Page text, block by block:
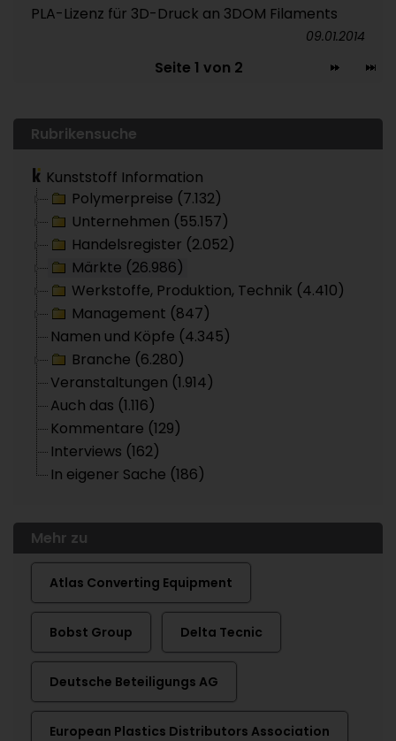
PLA-Lizenz für 3D-Druck an 3DOM Filaments
09.01.2014
Seite 1 von 2
Rubrikensuche
Kunststoff Information
Polymerpreise (7.132)
Unternehmen (55.157)
Handelsregister (2.052)
Märkte (26.986)
Werkstoffe, Produktion, Technik (4.410)
Management (847)
Namen und Köpfe (4.345)
Branche (6.280)
Veranstaltungen (1.914)
Auch das (1.116)
Kommentare (129)
Interviews (162)
In eigener Sache (186)
Mehr zu
Atlas Converting Equipment
Bobst Group Delta Tecnic
Deutsche Beteiligungs AG
European Plastics Distributors Association